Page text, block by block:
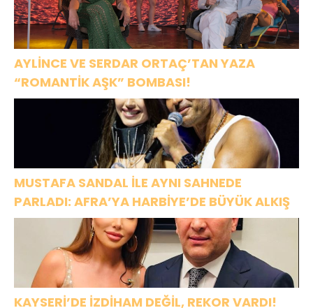
AYLİNCE VE SERDAR ORTAÇ’TAN YAZA
“ROMANTİK AŞK” BOMBASI!
MUSTAFA SANDAL İLE AYNI SAHNEDE
PARLADI: AFRA’YA HARBİYE’DE BÜYÜK ALKIŞ
KAYSERİ’DE İZDİHAM DEĞİL, REKOR VARDI!